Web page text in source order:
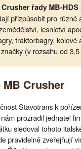
řady MB-HDS
přizpůsobit pro různé
lesnictví
traktorbagry, kolové
(v rozsahu od
MB Crusher
Stavotrans k
prozradil jednatel
sledoval tohoto
pravidelně zveřejňují